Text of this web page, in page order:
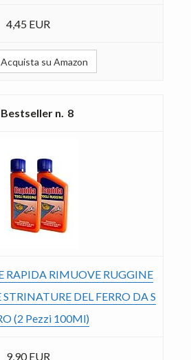
4,45 EUR
Acquista su Amazon
8
RAPIDA RIMUOVE RUGGINE
STRINATURE DEL FERRO DA S
(2 Pezzi 100Ml)
9,90 EUR